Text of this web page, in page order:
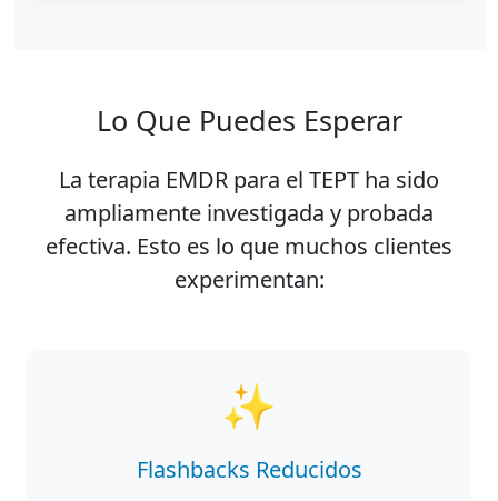
Lo Que Puedes Esperar
La terapia EMDR para el TEPT ha sido
ampliamente investigada y probada
efectiva. Esto es lo que muchos clientes
experimentan:
✨
Flashbacks Reducidos